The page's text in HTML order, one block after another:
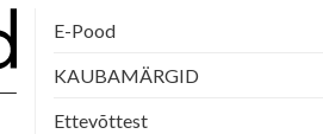
E-Pood
KAUBAMÄRGID
Ettevõttest